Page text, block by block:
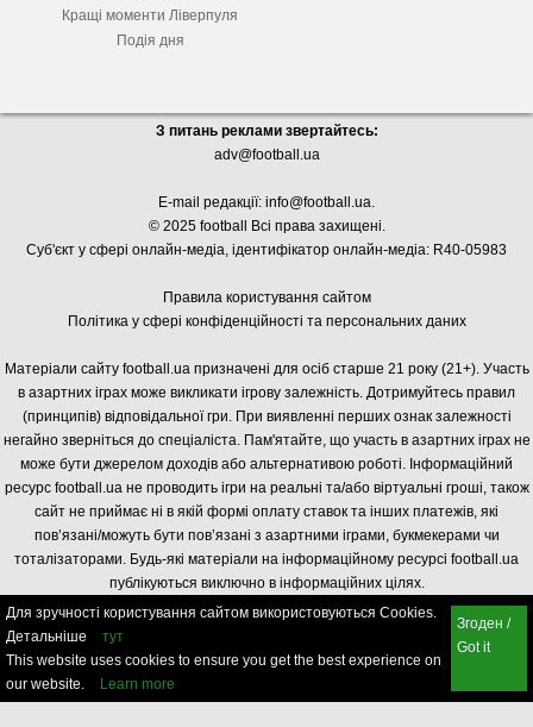
Кращі моменти Ліверпуля
Подія дня
З питань реклами звертайтесь:
adv@football.ua
E-mail редакції: info@football.ua.
© 2025 football Всі права захищені.
Суб'єкт у сфері онлайн-медіа, ідентифікатор онлайн-медіа: R40-05983
Правила користування сайтом
Політика у сфері конфіденційності та персональних даних
Матеріали сайту football.ua призначені для осіб старше 21 року (21+). Участь
в азартних іграх може викликати ігрову залежність. Дотримуйтесь правил
(принципів) відповідальної гри. При виявленні перших ознак залежності
негайно зверніться до спеціаліста. Пам'ятайте, що участь в азартних іграх не
може бути джерелом доходів або альтернативою роботі. Інформаційний
ресурс football.ua не проводить ігри на реальні та/або віртуальні гроші, також
сайт не приймає ні в якій формі оплату ставок та інших платежів, які
пов’язані/можуть бути пов’язані з азартними іграми, букмекерами чи
тоталізаторами. Будь-які матеріали на інформаційному ресурсі football.ua
публікуються виключно в інформаційних цілях.
Для зручності користування сайтом використовуються Cookies.
Детальніше
тут
This website uses cookies to ensure you get the best experience on
our website.
Learn more
Згоден /
Got it